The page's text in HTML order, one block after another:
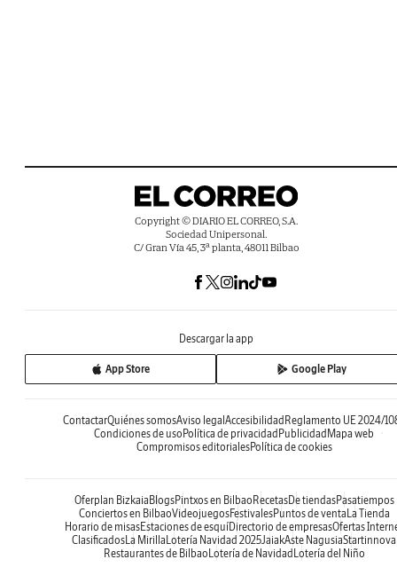
Copyright © DIARIO EL CORREO, S.A.
Sociedad Unipersonal.
C/ Gran Vía 45, 3ª planta, 48011 Bilbao
Descargar la app
App Store Google Play
ContactarQuiénes somosAviso legal Accesibilidad Reglamento UE 2024/
Condiciones de uso Política de privacidad Publicidad Mapa web
Compromisos editorialesPolítica de cookies
Oferplan Bizkaia BlogsPintxos en Bilbao RecetasDe tiendasPasatiempos
Conciertos en BilbaoVideojuegosFestivalesPuntos de venta La Tienda
Horario de misasEstaciones de esquíDirectorio de empresasOfertas
Clasificados La Mirilla Lotería Navidad 2025JaiakAste NagusiaStartinnova
Restaurantes de Bilbao Lotería de Navidad Lotería del Niño